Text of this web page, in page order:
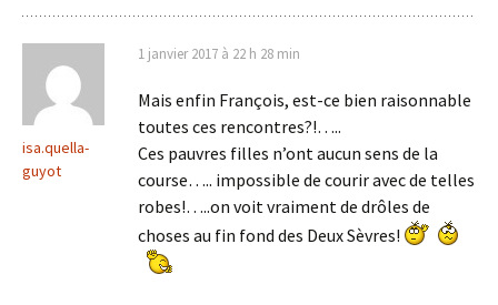
isa.quella-
guyot
1 janvier 2017 à 22 h 28 min
Mais enfin François, est-ce bien raisonnable
toutes ces rencontres?!…..
Ces pauvres filles n’ont aucun sens de la
course….. impossible de courir avec de telles
robes!…..on voit vraiment de drôles de
choses au fin fond des Deux Sèvres!